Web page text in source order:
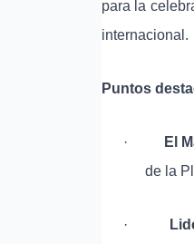
para la
internacional.
Puntos
· El
de la
·